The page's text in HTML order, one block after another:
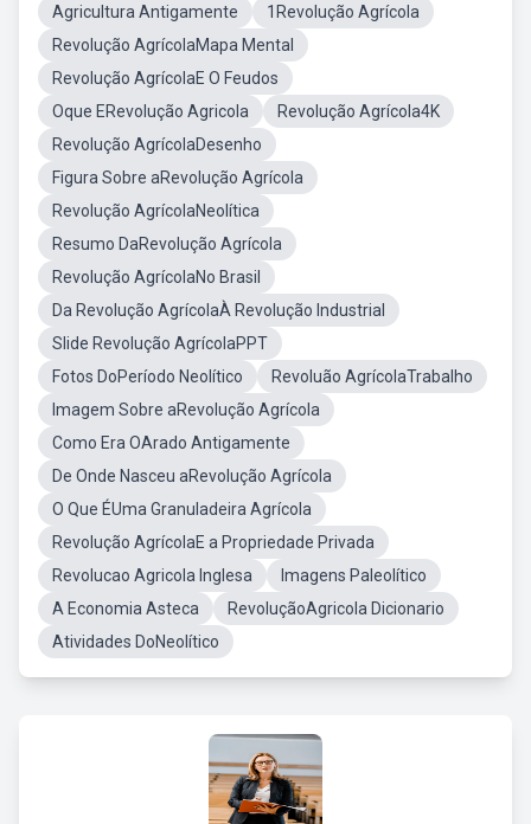
Agricultura Antigamente
1Revolução Agrícola
Revolução AgrícolaMapa Mental
Revolução AgrícolaE O Feudos
Oque ERevolução Agricola
Revolução Agrícola4K
Revolução AgrícolaDesenho
Figura Sobre aRevolução Agrícola
Revolução AgrícolaNeolítica
Resumo DaRevolução Agrícola
Revolução AgrícolaNo Brasil
Da Revolução AgrícolaÀ Revolução Industrial
Slide Revolução AgrícolaPPT
Fotos DoPeríodo Neolítico
Revoluão AgrícolaTrabalho
Imagem Sobre aRevolução Agrícola
Como Era OArado Antigamente
De Onde Nasceu aRevolução Agrícola
O Que ÉUma Granuladeira Agrícola
Revolução AgrícolaE a Propriedade Privada
Revolucao Agricola Inglesa
Imagens Paleolítico
A Economia Asteca
RevoluçãoAgricola Dicionario
Atividades DoNeolítico